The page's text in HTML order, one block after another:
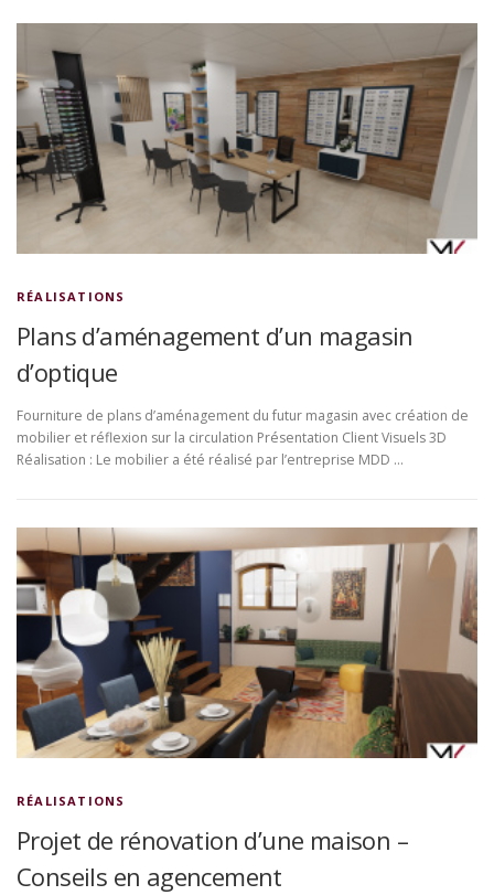
RÉALISATIONS
Plans d’aménagement d’un magasin
d’optique
Fourniture de plans d’aménagement du futur magasin avec création de
mobilier et réflexion sur la circulation Présentation Client Visuels 3D
Réalisation : Le mobilier a été réalisé par l’entreprise MDD …
RÉALISATIONS
Projet de rénovation d’une maison –
Conseils en agencement